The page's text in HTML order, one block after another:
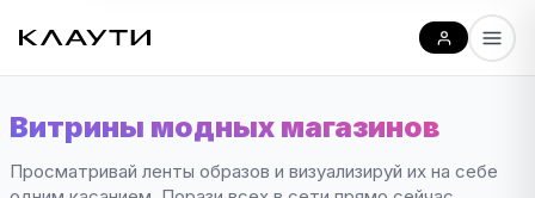
Витрины модных магазинов
Просматривай ленты образов и визуализируй их на себе